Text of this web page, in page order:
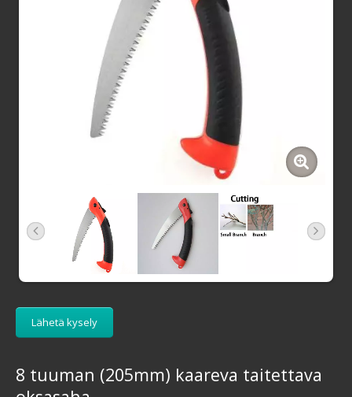
Lähetä kysely
8 tuuman (205mm) kaareva taitettava